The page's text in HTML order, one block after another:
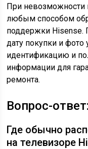
При невозможности
любым способом
поддержки Hisense.
дату покупки и фото
идентификацию и
информации для
ремонта.
Вопрос-ответ:
Где обычно
на телевизоре